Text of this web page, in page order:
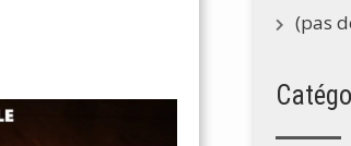
(pas